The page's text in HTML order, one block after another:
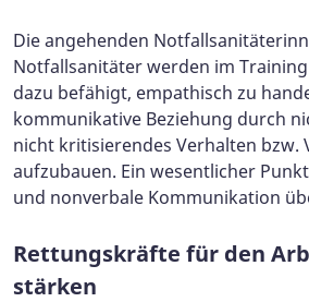
Die angehenden
Notfallsanitäter werden im
dazu befähigt, empathisch zu
kommunikative Beziehung durch
nicht kritisierendes Verhalten bzw.
aufzubauen. Ein wesentlicher
und nonverbale Kommunikation
Rettungskräfte für den
stärken